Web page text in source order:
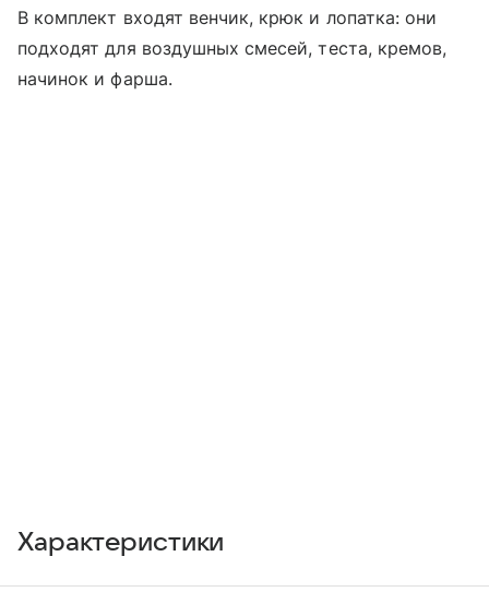
В комплект входят венчик, крюк и лопатка: они
подходят для воздушных смесей, теста, кремов,
начинок и фарша.
Характеристики